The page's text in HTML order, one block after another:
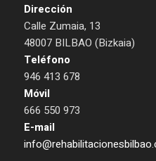
Dirección
Calle Zumaia, 13
48007 BILBAO (Bizkaia)
Teléfono
946 413 678
Móvil
666 550 973
E-mail